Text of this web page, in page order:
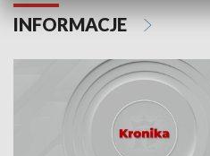
INFORMACJE